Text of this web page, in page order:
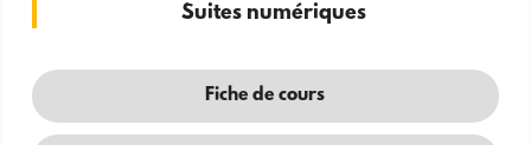
Suites numériques
Fiche de cours